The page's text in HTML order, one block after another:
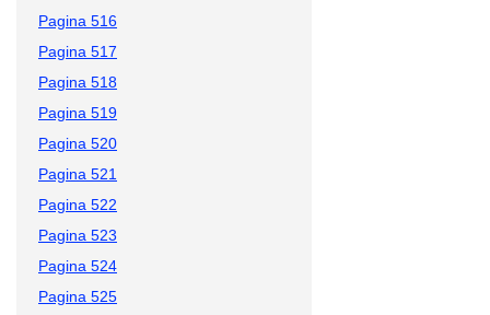
Pagina 516
Pagina 517
Pagina 518
Pagina 519
Pagina 520
Pagina 521
Pagina 522
Pagina 523
Pagina 524
Pagina 525